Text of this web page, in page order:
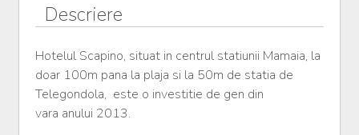
Descriere
Hotelul Scapino, situat in centrul statiunii Mamaia, la
doar 100m pana la plaja si la 50m de statia de
Telegondola, este o investitie de gen din
vara anului 2013.